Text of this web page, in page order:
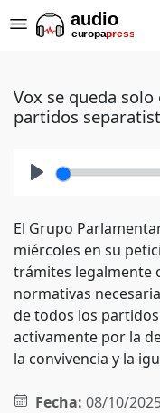
Vox se queda
partidos
El Grupo
miércoles en su
trámites legalmente
normativas
de todos los
activamente por la
la convivencia y la
Fecha: 08/10/